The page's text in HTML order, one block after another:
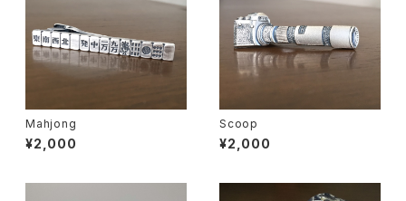
Mahjong
¥2,000
Scoop
¥2,000